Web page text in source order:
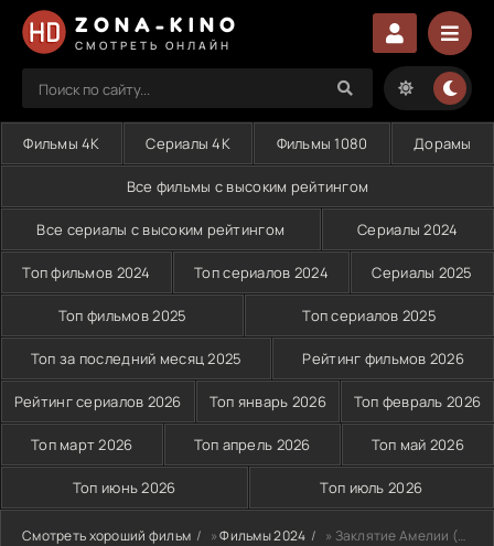
ZONA-KINO
СМОТРЕТЬ ОНЛАЙН
Фильмы 4K Сериалы 4K Фильмы 1080 Дорамы
Все фильмы с высоким рейтингом
Все сериалы с высоким рейтингом Сериалы 2024
Топ фильмов 2024 Топ сериалов 2024 Сериалы 2025
Топ фильмов 2025 Топ сериалов 2025
Топ за последний месяц 2025 Рейтинг фильмов 2026
Рейтинг сериалов 2026 Топ январь 2026 Топ февраль 2026
Топ март 2026 Топ апрель 2026 Топ май 2026
Топ июнь 2026 Топ июль 2026
Смотреть хороший фильм »Фильмы 2024 » Заклятие Амелии (2024)